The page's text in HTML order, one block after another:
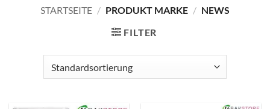
STARTSEITE / PRODUKT MARKE / NEWS
FILTER